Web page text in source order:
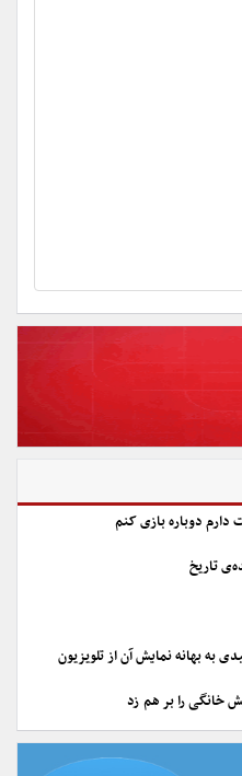
دارم دوباره بازی کنم
تاریخ
به بهانه نمایش آن از تلویزیون
خانگی را بر هم زد